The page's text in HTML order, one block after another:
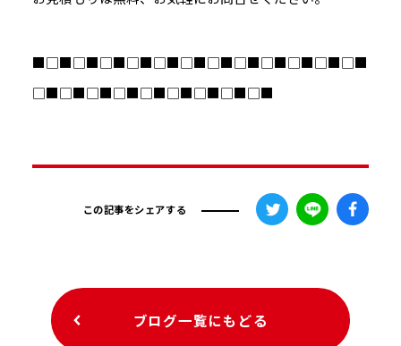
■□■□■□■□■□■□■□■□■□■□■□■□■
□■□■□■□■□■□■□■□■□■
この記事をシェアする
ブログ一覧にもどる